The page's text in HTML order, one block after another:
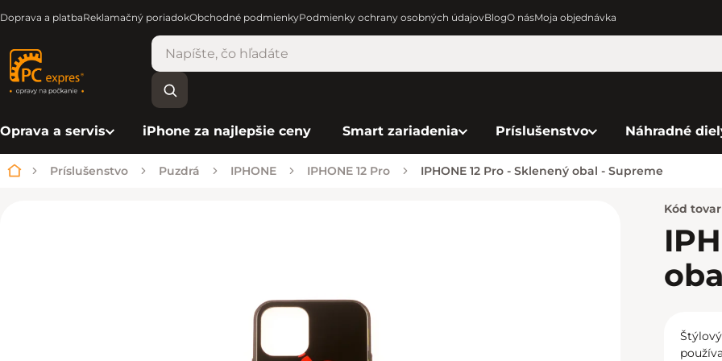
Doprava a platbaReklamačný poriadokObchodné podmienkyPodmienky ochrany osobných údajovBlogO násMoja objednávka
Oprava a servis iPhone za najlepšie ceny Smart zariadenia Príslušenstvo Náhradné
Domov
Príslušenstvo Puzdrá IPHONE IPHONE 12 Pro IPHONE 12 Pro - Sklenený obal - Supreme
Kód